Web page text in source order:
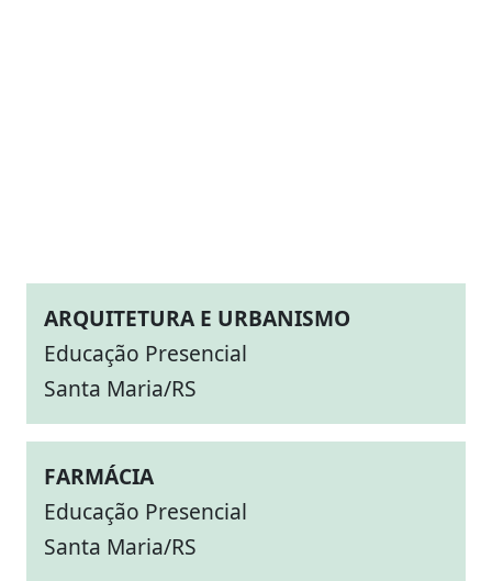
ARQUITETURA E URBANISMO
Educação Presencial
Santa Maria/RS
FARMÁCIA
Educação Presencial
Santa Maria/RS